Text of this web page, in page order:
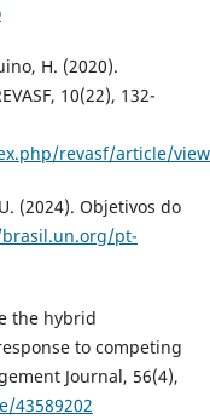
H. (2020).
10(22), 132-
revasf/article/
(2024). Objetivos do
pt-
the hybrid
to competing
Journal, 56(4),
43589202